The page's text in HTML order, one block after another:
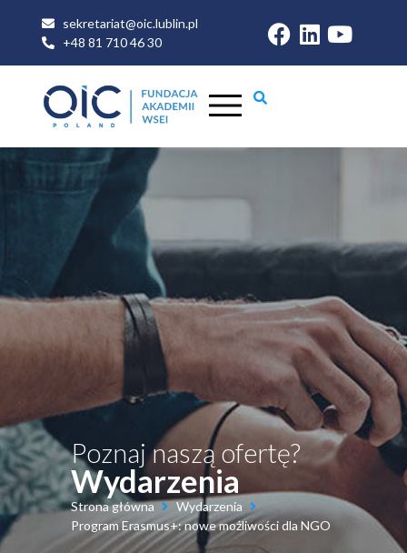
sekretariat@oic.lublin.pl
+48 81 710 46 30
Poznaj naszą ofertę?
Wydarzenia
Strona główna
Wydarzenia
Program Erasmus+: nowe możliwości dla NGO